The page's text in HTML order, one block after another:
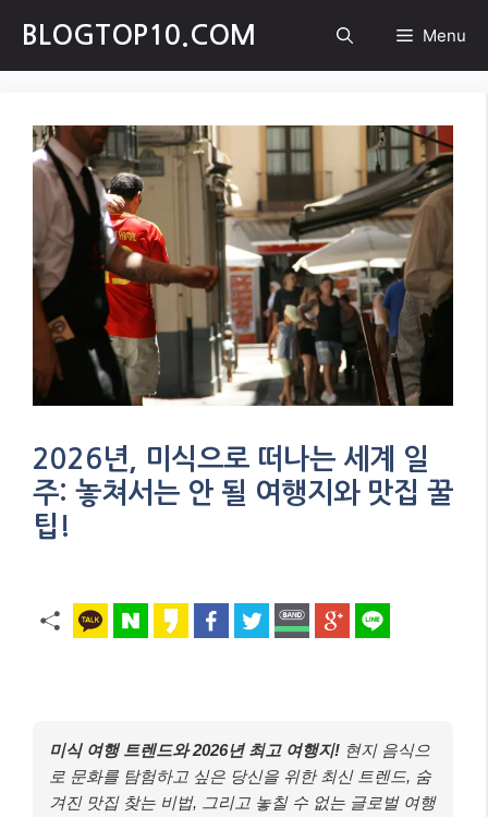
content
BLOGTOP10.COM Menu
2026년, 미식으로 떠나는 세계 일
주: 놓쳐서는 안 될 여행지와 맛집 꿀
팁!
미식 여행 트렌드와 2026년 최고 여행지! 현지 음식으
로 문화를 탐험하고 싶은 당신을 위한 최신 트렌드, 숨
겨진 맛집 찾는 비법, 그리고 놓칠 수 없는 글로벌 여행